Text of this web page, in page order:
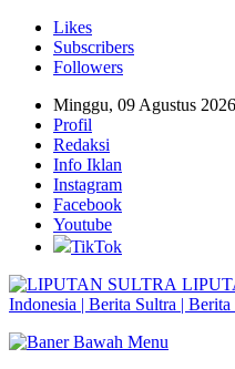
Likes
Subscribers
Followers
Minggu, 09 Agustus
Profil
Redaksi
Info Iklan
Instagram
Facebook
Youtube
TikTok
Indonesia | Berita Sultra |